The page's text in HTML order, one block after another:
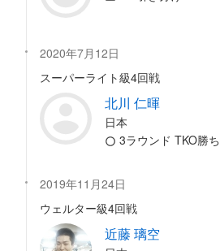
2020年7月12日
スーパーライト級4回戦
北川 仁暉
日本
3ラウンド TKO勝ち
2019年11月24日
ウェルター級4回戦
近藤 璃空